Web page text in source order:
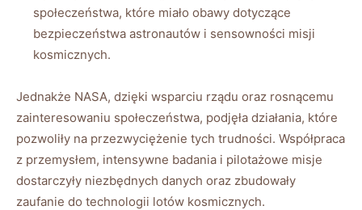
społeczeństwa, które miało obawy dotyczące
bezpieczeństwa astronautów i sensowności misji
kosmicznych.
Jednakże NASA, dzięki wsparciu rządu oraz rosnącemu
zainteresowaniu społeczeństwa, podjęła działania, które
pozwoliły na przezwyciężenie tych trudności. Współpraca
z przemysłem, intensywne badania i pilotażowe misje
dostarczyły niezbędnych danych oraz zbudowały
zaufanie do technologii lotów kosmicznych.